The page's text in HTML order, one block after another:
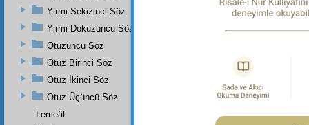
Yirmi Sekizinci Söz
Yirmi Dokuzuncu Söz
Otuzuncu Söz
Otuz Birinci Söz
Otuz İkinci Söz
Otuz Üçüncü Söz
Lemeât